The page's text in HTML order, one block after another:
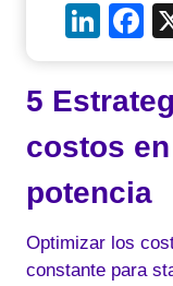
Li
n
k
dI
n
F
a
c
e
b
o
o
k
5
costos
potencia
Optimizar los
constante para